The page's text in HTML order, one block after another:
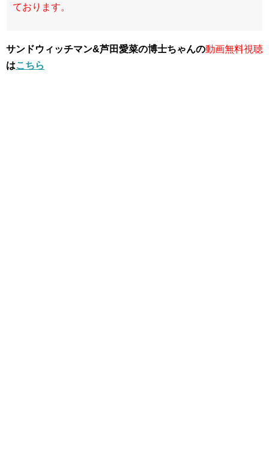
ております。
サンドウィッチマン&芦田愛菜の博士ちゃんの動画無料視聴
はこちら